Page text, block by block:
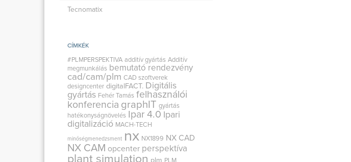
Tecnomatix
CÍMKÉK
#PLMPERSPEKTIVA additív gyártás Additív
megmunkálás bemutató rendezvény
cad/cam/plm CAD szoftverek
designcenter digitalFACT. Digitális
gyártás Fehér Tamás felhasználói
konferencia graphIT gyártás
hatékonyságnövelés Ipar 4.0 Ipari
digitalizáció MACH-TECH
minőségmenedzsment nx NX1899 NX CAD
NX CAM opcenter perspektíva
plant simulation plm